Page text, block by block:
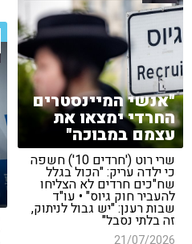
"אנשי המיינסטרים
החרדי ימצאו את
עצמם במבוכה"
שרי רוט ('חרדים 10') חשפה
כי ילדה עריק: "הכול בגלל
שח"כים חרדים לא הצליחו
להעביר חוק גיוס" • עו"ד
שבות רענן: "יש גבול לניתוק,
זה בלתי נסבל"
21/07/2026